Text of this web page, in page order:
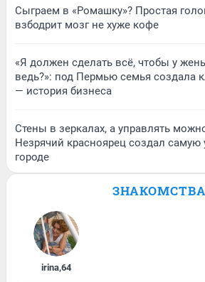
Сыграем в «Ромашку»? Простая
взбодрит мозг не хуже кофе
«Я должен сделать всё, чтобы у
ведь?»: под Пермью семья создала
— история бизнеса
Стены в зеркалах, а управлять
Незрячий красноярец создал самую
городе
ЗНАКОМСТВА
irina,64